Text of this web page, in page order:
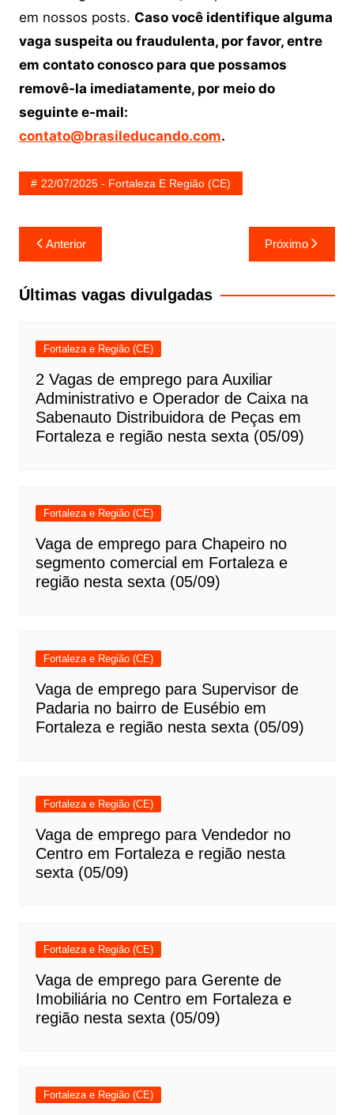
em nossos posts. Caso você identifique alguma
vaga suspeita ou fraudulenta, por favor, entre
em contato conosco para que possamos
removê-la imediatamente, por meio do
seguinte e-mail:
contato@brasileducando.com.
22/07/2025 - Fortaleza E Região (CE)
Navegação
de
Post
Anterior Próximo
Últimas vagas divulgadas
Fortaleza e Região (CE)
2 Vagas de emprego para Auxiliar
Administrativo e Operador de Caixa na
Sabenauto Distribuidora de Peças em
Fortaleza e região nesta sexta (05/09)
Fortaleza e Região (CE)
Vaga de emprego para Chapeiro no
segmento comercial em Fortaleza e
região nesta sexta (05/09)
Fortaleza e Região (CE)
Vaga de emprego para Supervisor de
Padaria no bairro de Eusébio em
Fortaleza e região nesta sexta (05/09)
Fortaleza e Região (CE)
Vaga de emprego para Vendedor no
Centro em Fortaleza e região nesta
sexta (05/09)
Fortaleza e Região (CE)
Vaga de emprego para Gerente de
Imobiliária no Centro em Fortaleza e
região nesta sexta (05/09)
Fortaleza e Região (CE)